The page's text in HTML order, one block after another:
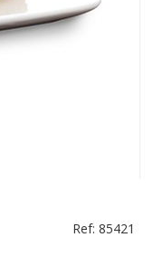
Ref: 85421